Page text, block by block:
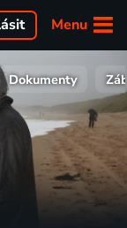
Menu
Dokumenty